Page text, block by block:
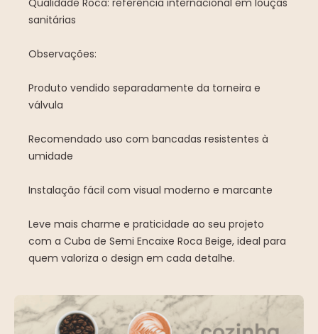
Qualidade Roca: referência internacional em louças
sanitárias
Observações:
Produto vendido separadamente da torneira e
válvula
Recomendado uso com bancadas resistentes à
umidade
Instalação fácil com visual moderno e marcante
Leve mais charme e praticidade ao seu projeto
com a Cuba de Semi Encaixe Roca Beige, ideal para
quem valoriza o design em cada detalhe.